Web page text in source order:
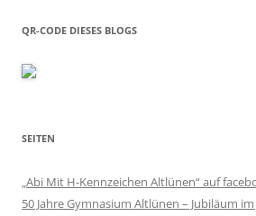
QR-CODE DIESES BLOGS
SEITEN
„Abi Mit H-Kennzeichen Altlünen“ auf
50 Jahre Gymnasium Altlünen – Jubiläum im